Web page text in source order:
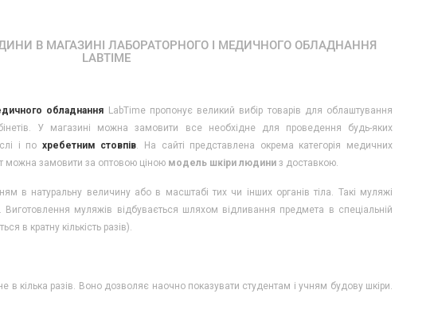
В МАГАЗИНІ ЛАБОРАТОРНОГО І МЕДИЧНОГО ОБЛАДНАННЯ
LABTIME
обладнання LabTime пропонує великий вибір товарів для облаштування
У магазині можна замовити все необхідне для проведення будь-яких
і по хребетним стовпів. На сайті представлена ​​окрема категорія медичних
можна замовити за оптовою ціною модель шкіри людиниз доставкою.
в натуральну величину або в масштабі тих чи інших органів тіла. Такі муляжі
муляжів відбувається шляхом відливання предмета в спеціальній
в кратну кількість разів).
в кілька разів. Воно дозволяє наочно показувати студентам і учням будову шкіри.